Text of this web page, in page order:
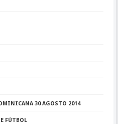
30 AGOSTO 2014
FÚTBOL